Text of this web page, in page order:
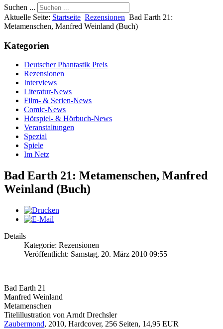
Suchen ...
Aktuelle Seite: Startseite Rezensionen Bad Earth 21:
Metamenschen, Manfred Weinland (Buch)
Kategorien
Deutscher Phantastik Preis
Rezensionen
Interviews
Literatur-News
Film- & Serien-News
Comic-News
Hörspiel- & Hörbuch-News
Veranstaltungen
Spezial
Spiele
Im Netz
Bad Earth 21: Metamenschen, Manfred
Weinland (Buch)
Details
Kategorie: Rezensionen
Veröffentlicht: Samstag, 20. März 2010 09:55
Bad Earth 21
Manfred Weinland
Metamenschen
Titelillustration von Arndt Drechsler
Zaubermond, 2010, Hardcover, 256 Seiten, 14,95 EUR